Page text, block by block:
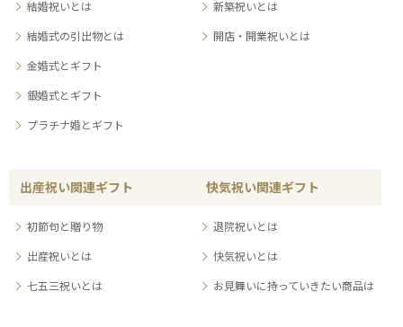
結婚祝いとは
結婚式の引出物とは
金婚式とギフト
銀婚式とギフト
プラチナ婚とギフト
新築祝いとは
開店・開業祝いとは
出産祝い関連ギフト
初節句と贈り物
出産祝いとは
七五三祝いとは
快気祝い関連ギフト
退院祝いとは
快気祝いとは
お見舞いに持っていきたい商品は